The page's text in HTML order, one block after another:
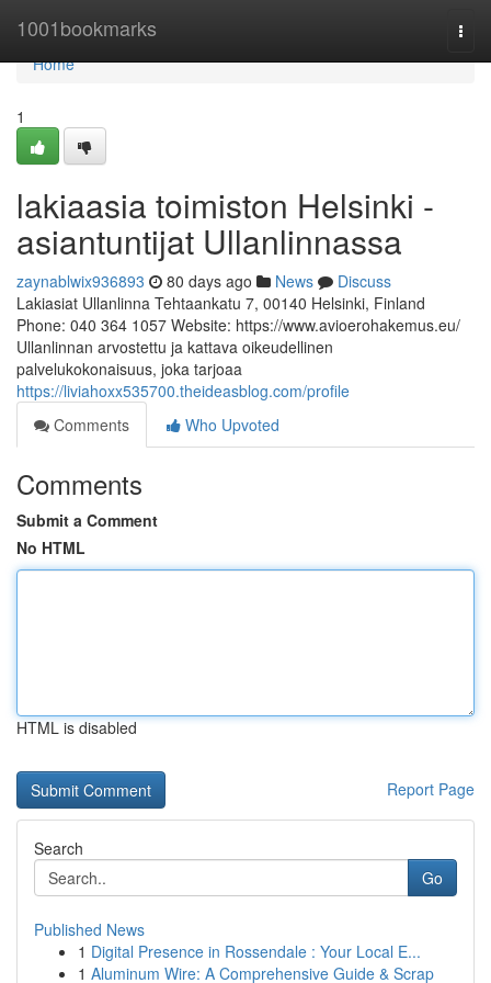
1001bookmarks
Home
Home
1
lakiaasia toimiston Helsinki -
asiantuntijat Ullanlinnassa
zaynablwix936893 80 days ago News
Discuss
Lakiasiat Ullanlinna Tehtaankatu 7, 00140 Helsinki, Finland
Phone: 040 364 1057 Website: https://www.avioerohakemus.eu/
Ullanlinnan arvostettu ja kattava oikeudellinen
palvelukokonaisuus, joka tarjoaa
https://liviahoxx535700.theideasblog.com/profile
Comments
Who Upvoted
Comments
Submit a Comment
No HTML
HTML is disabled
Report Page
Search
Go
Published News
1 Digital Presence in Rossendale : Your Local E...
1 Aluminum Wire: A Comprehensive Guide & Scrap